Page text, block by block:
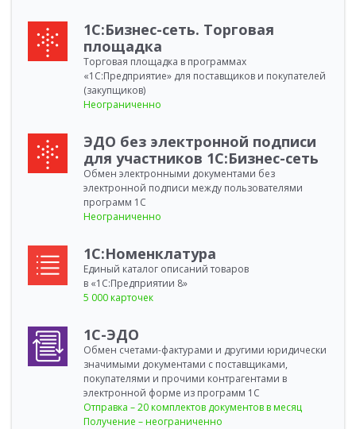
1С:Бизнес-сеть. Торговая
площадка
Торговая площадка в программах
«1С:Предприятие» для поставщиков и покупателей
(закупщиков)
Неограниченно
ЭДО без электронной подписи
для участников 1С:Бизнес-сеть
Обмен электронными документами без
электронной подписи между пользователями
программ 1С
Неограниченно
1С:Номенклатура
Единый каталог описаний товаров
в «1С:Предприятии 8»
5 000 карточек
1С-ЭДО
Обмен счетами-фактурами и другими юридически
значимыми документами с поставщиками,
покупателями и прочими контрагентами в
электронной форме из программ 1С
Отправка – 20 комплектов документов в месяц
Получение – неограниченно